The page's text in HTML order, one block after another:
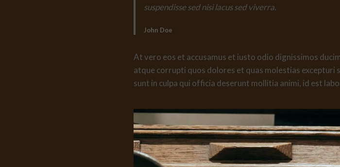
suspendisse sed nisi lacus sed viverra.
John Doe
At vero eos et accusamus et iusto odio dignissimos
atque corrupti quos dolores et quas molestias
sunt in culpa qui officia deserunt mollitia animi, id est